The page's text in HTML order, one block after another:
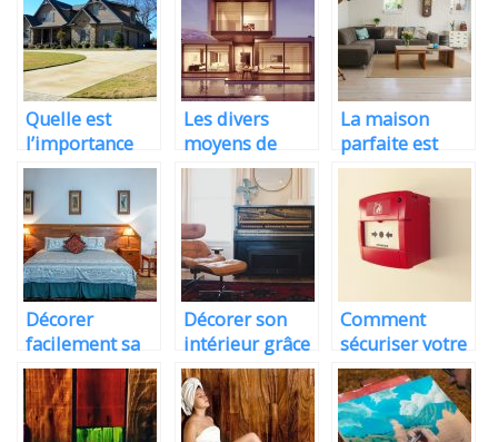
votre garage?
Quelle est
l’importance
d’une
estimation
immobilière ?
Les divers
moyens de
mettre en
valeur son
immobilier
La maison
parfaite est
celle qui a été
bien fondée
Décorer
facilement sa
maison en un
rien de temps
Décorer son
intérieur grâce
aux
instruments de
musiques
Comment
sécuriser votre
maison quand
vous êtes en
vacances ?